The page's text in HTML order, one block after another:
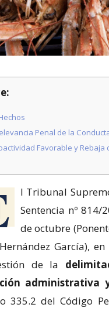
Penal de la
Favorable y Rebaja
l Tribunal
Sentencia nº 814/
de octubre
García),
de la
administrativa
335.2 del Código